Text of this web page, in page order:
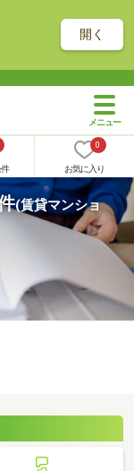
開く
0
お気に入り
(賃貸マンショ